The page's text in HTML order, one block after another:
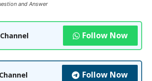
and Answer
Follow Now
Follow Now